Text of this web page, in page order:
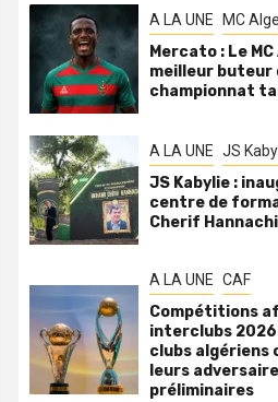
A LA UNE MC
Mercato : Le
meilleur buteur
championnat
A LA UNE JS
JS Kabylie :
centre de
Cherif
A LA UNE CAF
Compétitions
interclubs
clubs algériens
leurs
préliminaires